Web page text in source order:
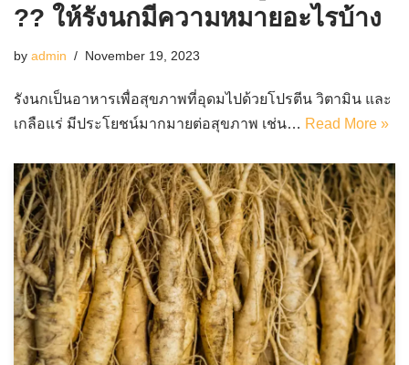
?? ให้รังนกมีความหมายอะไรบ้าง
by admin November 19, 2023
รังนกเป็นอาหารเพื่อสุขภาพที่อุดมไปด้วยโปรตีน วิตามิน และ
เกลือแร่ มีประโยชน์มากมายต่อสุขภาพ เช่น… Read More »